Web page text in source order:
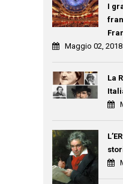
I
Maggio 02, 2018
La